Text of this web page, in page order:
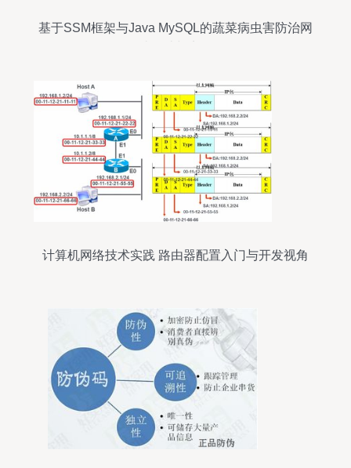
基于SSM框架与Java MySQL的蔬菜病虫害防治网
计算机网络技术实践 路由器配置入门与开发视角